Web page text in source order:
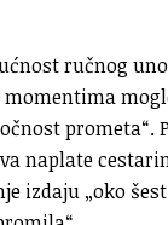
ručnog
prometa“.
naplate
izdaju „oko